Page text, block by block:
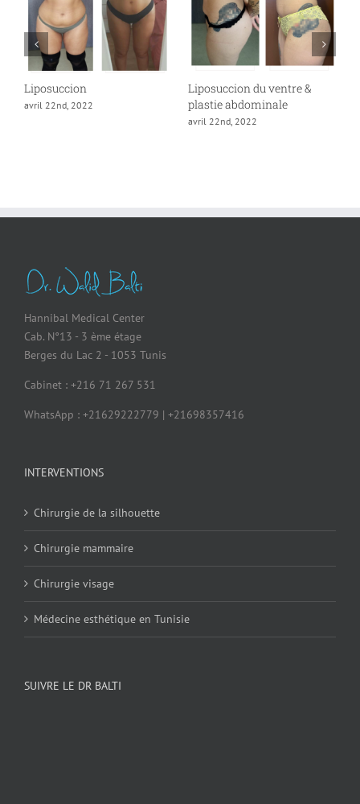
Liposuccion
avril 22nd, 2022
Liposuccion du ventre &
plastie abdominale
avril 22nd, 2022
Hannibal Medical Center
Cab. N°13 - 3 ème étage
Berges du Lac 2 - 1053 Tunis
Cabinet : +216 71 267 531
WhatsApp : +21629222779 | +21698357416
INTERVENTIONS
Chirurgie de la silhouette
Chirurgie mammaire
Chirurgie visage
Médecine esthétique en Tunisie
SUIVRE LE DR BALTI